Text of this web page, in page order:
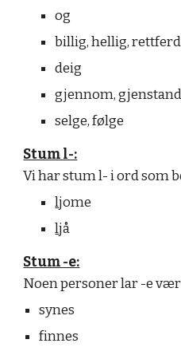
og
billig, hellig,
deig
gjennom,
selge, følge
Stum l-:
Vi har stum l- i ord som
ljome
ljå
Stum -e:
Noen personer lar -e
synes
finnes